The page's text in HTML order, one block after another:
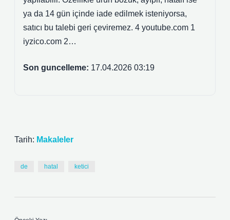
ya da 14 gün içinde iade edilmek isteniyorsa,
satıcı bu talebi geri çeviremez. 4 youtube.com 1
iyzico.com 2…
Son guncelleme: 17.04.2026 03:19
Tarih: Makaleler
de hatal ketici